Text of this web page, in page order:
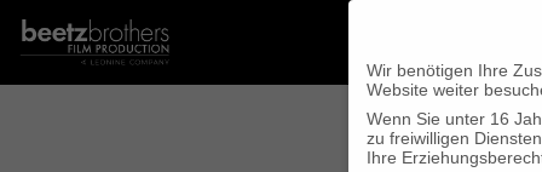
Wir benötigen Ihre
Website weiter
Wenn Sie unter 16
zu freiwilligen
Ihre